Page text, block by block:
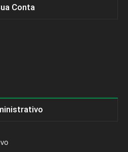
Conta